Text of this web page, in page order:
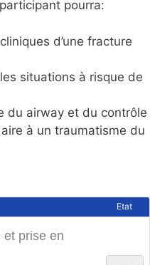
pourra:
d’une fracture
situations à risque de
du airway et du contrôle
à un traumatisme du
Etat
et prise en